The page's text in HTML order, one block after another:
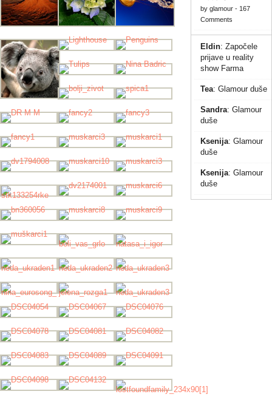
by glamour- 167
Comments
Eldin: Započele
prijave u reality
show Farma
Tea: Glamour duše
Sandra: Glamour
duše
Ksenija: Glamour
duše
Ksenija: Glamour
duše